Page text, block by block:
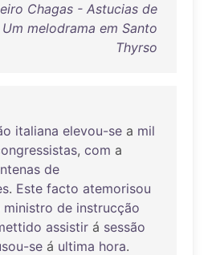
Chagas - Astucias de
melodrama em Santo
Thyrso
italiana elevou-se a mil
, com a
de
. Este facto atemorisou
ministro de instrucção
assistir á sessão
se á ultima hora.